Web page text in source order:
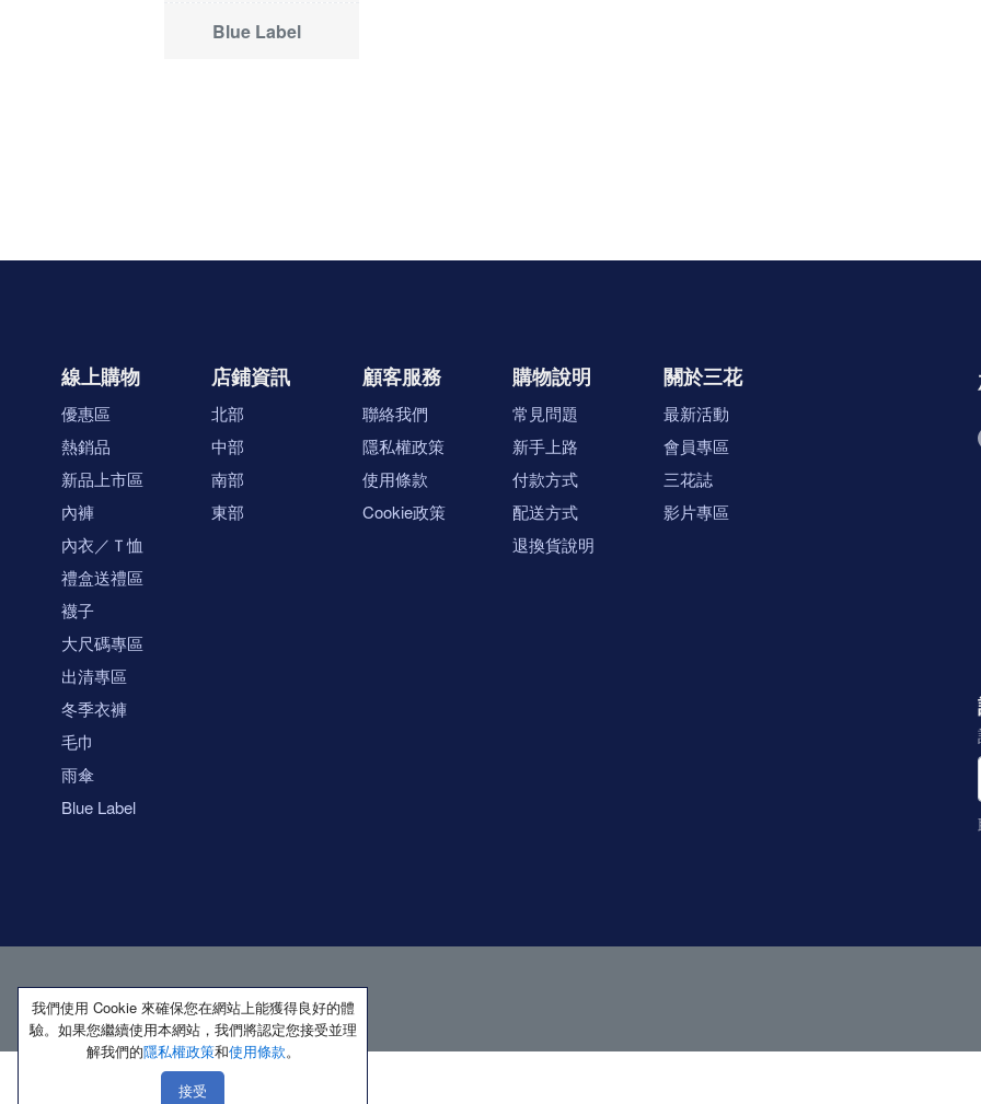
Blue Label
線上購物
優惠區
熱銷品
新品上市區
內褲
內衣／Ｔ恤
禮盒送禮區
襪子
大尺碼專區
出清專區
冬季衣褲
毛巾
雨傘
Blue Label
店鋪資訊
北部
中部
南部
東部
顧客服務
聯絡我們
隱私權政策
使用條款
Cookie政策
購物說明
常見問題
新手上路
付款方式
配送方式
退換貨說明
關於三花
最新活動
會員專區
三花誌
影片專區
著作權所有 保留一切權利
我們使用 Cookie 來確保您在網站上能獲得良好的體
驗。如果您繼續使用本網站，我們將認定您接受並理
解我們的隱私權政策和使用條款。
接受